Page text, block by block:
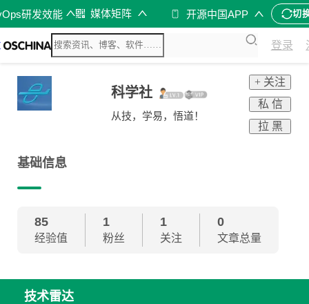
研发效能 媒体矩阵 开源中国APP 切
登录
科学社
从技，学易，悟道！
+ 关注
私 信
拉 黑
基础信息
85
经验值
1
粉丝
1
关注
0
文章总量
技术雷达